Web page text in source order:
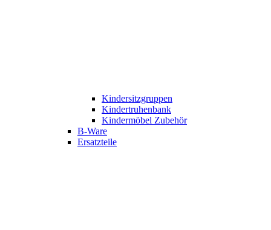
Kindersitzgruppen
Kindertruhenbank
Kindermöbel Zubehör
B-Ware
Ersatzteile